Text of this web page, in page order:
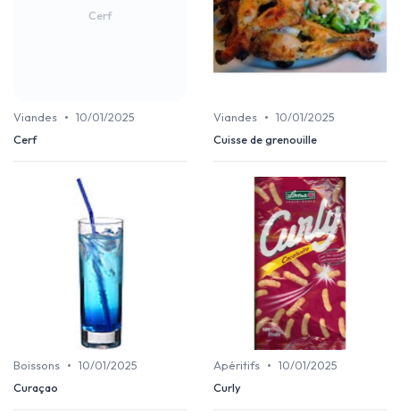
Cerf
Viandes • 10/01/2025
Cerf
Viandes • 10/01/2025
Cuisse de grenouille
Boissons • 10/01/2025
Curaçao
Apéritifs • 10/01/2025
Curly